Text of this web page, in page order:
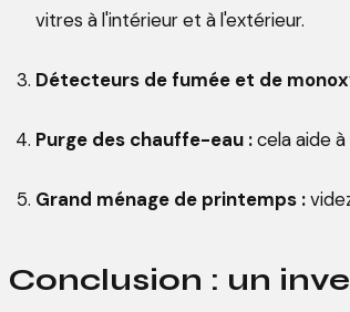
vitres à l'intérieur et à l'extérieur.
Détecteurs de fumée et de
Purge des chauffe-eau :cela aide
Grand ménage de printemps :
Conclusion : un